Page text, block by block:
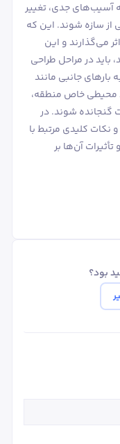
آسیب‌های جدی، تغییر
سازه شوند. این که
می‌گذارند و این
در مراحل طراحی
بارهای جانبی مانند
محیطی خاص منطقه،
گنجانده شوند. در
نکات کلیدی مرتبط با
آن‌ها بر
بود؟